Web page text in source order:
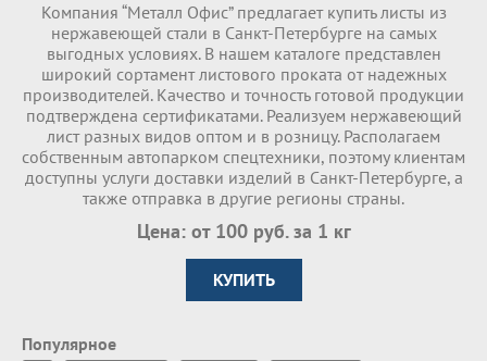
Компания “Металл Офис” предлагает купить листы из
нержавеющей стали в Санкт-Петербурге на самых
выгодных условиях. В нашем каталоге представлен
широкий сортамент листового проката от надежных
производителей. Качество и точность готовой продукции
подтверждена сертификатами. Реализуем нержавеющий
лист разных видов оптом и в розницу. Располагаем
собственным автопарком спецтехники, поэтому клиентам
доступны услуги доставки изделий в Санкт-Петербурге, а
также отправка в другие регионы страны.
Цена: от 100 руб. за 1 кг
КУПИТЬ
Популярное